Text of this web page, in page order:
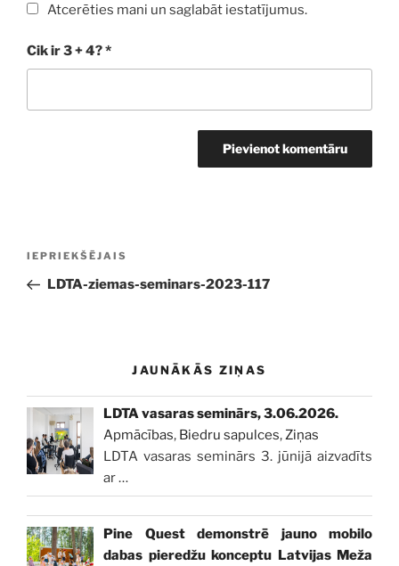
Atcerēties mani un saglabāt iestatījumus.
Cik ir 3 + 4?*
Iepriekšējā
ziņa:
IEPRIEKŠĒJAIS
LDTA-ziemas-seminars-2023-117
JAUNĀKĀS ZIŅAS
LDTA vasaras seminārs, 3.06.2026.
Apmācības, Biedru sapulces,Ziņas
LDTA vasaras seminārs 3. jūnijā aizvadīts
ar…
Pine Quest demonstrē jauno mobilo
dabas pieredžu konceptu Latvijas Meža